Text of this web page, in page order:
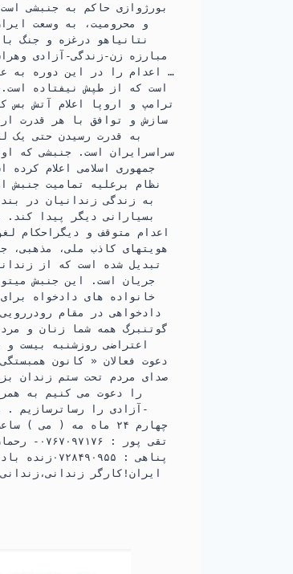
بورژوازی حاکم به جنبشی
و محرومیت، به وسعت
نتانیاهو درغزه و جنگ
مبارزه زن-زندگی-آزادی
… اعدام را در این دوره به
است كه از طپش نیفتاده
ترامپ و اروپا اعلام آتش
سازش و توافق با هر قدرت
به قدرت رسیدن حتی یک
سراسرایران است. جنبشی كه
جمهوری اسلامی اعلام
نظام برعلیه تمامیت جنبش
به زندگی زندانیان در
بسیارانی دیگر پیدا
اعدام متوقف و دیگراحکام
هویتهای كاذب ملی، مذهبی،
تبدیل شده است كه از
جریان است. این جنبش
خانواده های دادخواه
دادخواهی در مقام
گوتنبرگ همه شما زنان و
دعوت فعالان « کانون
صدای مردم تحت ستم زندان
را دعوت می کنیم به
-آزادی را رساترسازیم .
پناهی :
ایران!کارگر